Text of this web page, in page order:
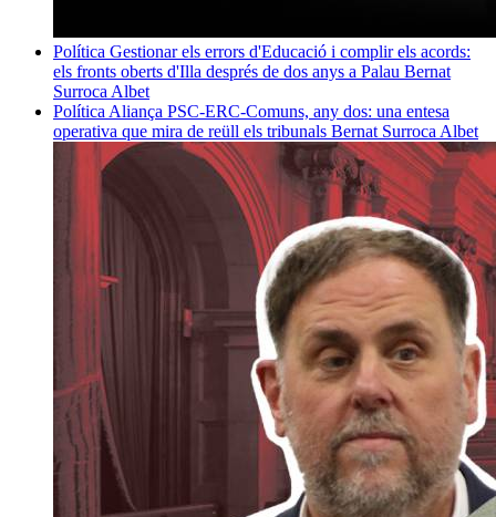
Política Gestionar els errors d'Educació i complir els acords:
els fronts oberts d'Illa després de dos anys a Palau Bernat
Surroca Albet
Política Aliança PSC-ERC-Comuns, any dos: una entesa
operativa que mira de reüll els tribunals Bernat Surroca Albet